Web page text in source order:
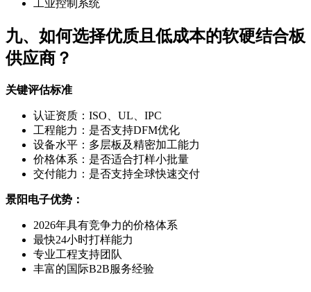
工业控制系统
九、如何选择优质且低成本的软硬结合板
供应商？
关键评估标准
认证资质：ISO、UL、IPC
工程能力：是否支持DFM优化
设备水平：多层板及精密加工能力
价格体系：是否适合打样小批量
交付能力：是否支持全球快速交付
景阳电子优势：
2026年具有竞争力的价格体系
最快24小时打样能力
专业工程支持团队
丰富的国际B2B服务经验